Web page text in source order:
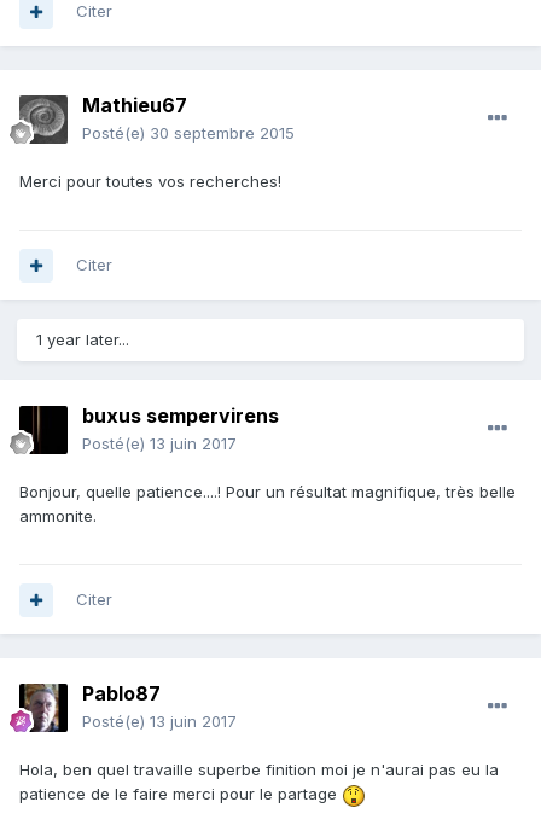
Citer
Mathieu67
Posté(e) 30 septembre 2015
Merci pour toutes vos recherches!
Citer
1 year later...
buxus sempervirens
Posté(e) 13 juin 2017
Bonjour, quelle patience....! Pour un résultat magnifique, très belle
ammonite.
Citer
Pablo87
Posté(e) 13 juin 2017
Hola, ben quel travaille superbe finition moi je n'aurai pas eu la
patience de le faire merci pour le partage